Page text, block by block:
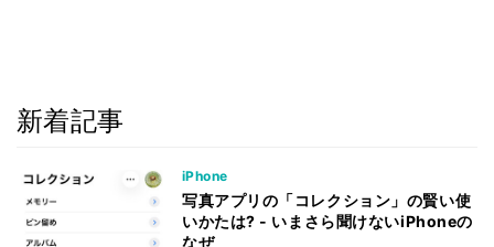
新着記事
iPhone
写真アプリの「コレクション」の賢い使
いかたは? - いまさら聞けないiPhoneの
なぜ